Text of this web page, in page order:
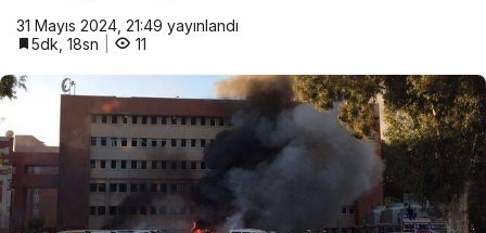
31 Mayıs 2024, 21:49 yayınlandı
5dk, 18sn
11